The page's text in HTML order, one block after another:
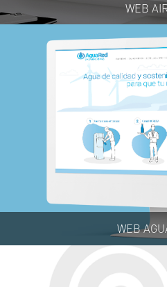
WEB
WEB